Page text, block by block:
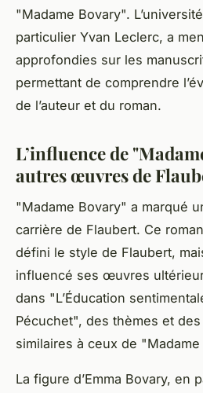
"Madame Bovary".
particulier Yvan Leclerc, a
approfondies sur les
permettant de comprendre
de l’auteur et du roman.
L’influence de
autres œuvres de
"Madame Bovary" a marqué
carrière de Flaubert. Ce
défini le style de Flaubert,
influencé ses œuvres
dans "L’Éducation
Pécuchet", des thèmes et
similaires à ceux de
La figure d’Emma Bovary, en